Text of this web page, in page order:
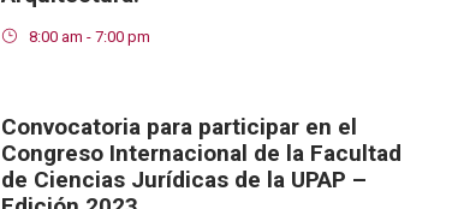
8:00 am - 7:00 pm
Convocatoria para participar en el
Congreso Internacional de la Facultad
de Ciencias Jurídicas de la UPAP –